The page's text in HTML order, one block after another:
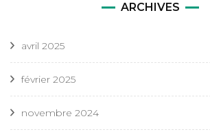
ARCHIVES
avril 2025
février 2025
novembre 2024